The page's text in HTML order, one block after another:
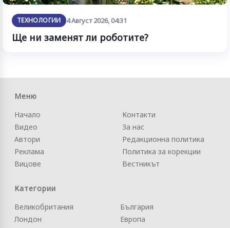
ТЕХНОЛОГИИ 4 Август 2026, 04:31
Ще ни заменят ли роботите?
Меню
Начало
Видео
Автори
Реклама
Вицове
Контакти
За нас
Редакционна политика
Политика за корекции
Вестникът
Категории
Великобритания
Лондон
България
Европа